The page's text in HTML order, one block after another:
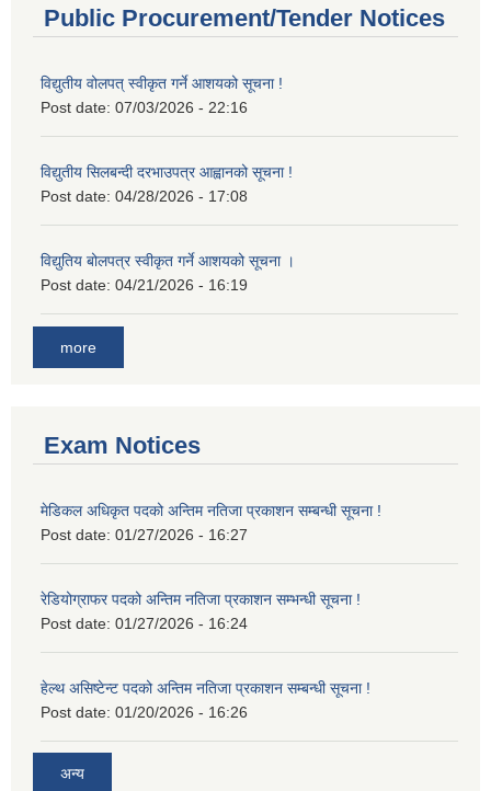
Public Procurement/Tender Notices
विद्युतीय वोलपत् स्वीकृत गर्ने आशयको सूचना !
Post date: 07/03/2026 - 22:16
विद्युतीय सिलबन्दी दरभाउपत्र आह्वानको सूचना !
Post date: 04/28/2026 - 17:08
विद्युतिय बोलपत्र स्वीकृत गर्ने आशयको सूचना ।
Post date: 04/21/2026 - 16:19
more
Exam Notices
मेडिकल अधिकृत पदको अन्तिम नतिजा प्रकाशन सम्बन्धी सूचना !
Post date: 01/27/2026 - 16:27
रेडियोग्राफर पदको अन्तिम नतिजा प्रकाशन सम्भन्धी सूचना !
Post date: 01/27/2026 - 16:24
हेल्थ असिष्टेन्ट पदको अन्तिम नतिजा प्रकाशन सम्बन्धी सूचना !
Post date: 01/20/2026 - 16:26
अन्य